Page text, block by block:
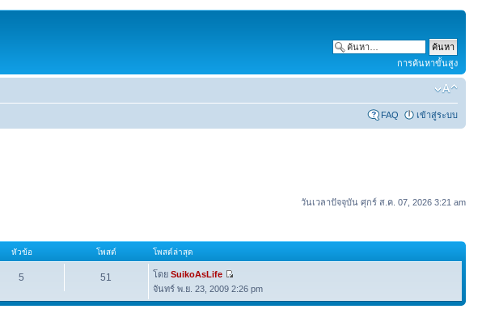
การค้นหาขั้นสูง
FAQ เข้าสู่ระบบ
วันเวลาปัจจุบัน ศุกร์ ส.ค. 07, 2026 3:21 am
หัวข้อ โพสต์ โพสต์ล่าสุด
5 51 โดยSuikoAsLife
จันทร์ พ.ย. 23, 2009 2:26 pm